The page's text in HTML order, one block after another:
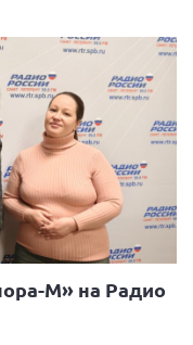
М» на Радио